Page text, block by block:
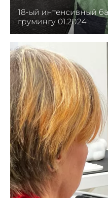
18-ый интенсивный
грумингу 01.2024